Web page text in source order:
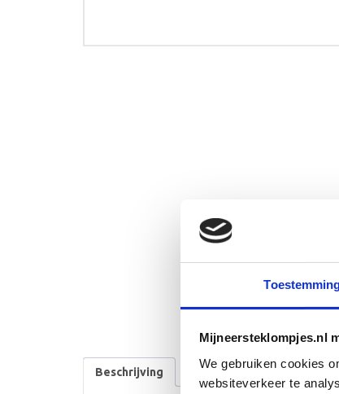
Mijneersteklompjes.nl
We gebruiken cookies
websiteverkeer te
Beschrijving